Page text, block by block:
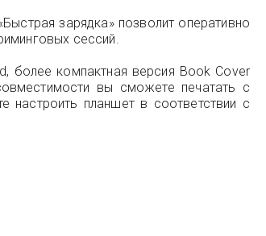
зарядка» позволит оперативно
сессий.
более компактная версия Book Cover
вы сможете печатать с
планшет в соответствии с